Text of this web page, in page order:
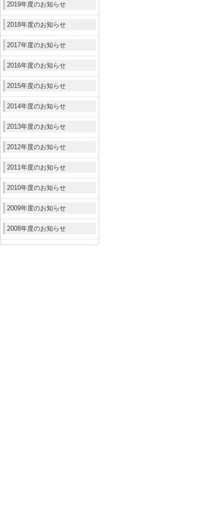
2019年度のお知らせ
2018年度のお知らせ
2017年度のお知らせ
2016年度のお知らせ
2015年度のお知らせ
2014年度のお知らせ
2013年度のお知らせ
2012年度のお知らせ
2011年度のお知らせ
2010年度のお知らせ
2009年度のお知らせ
2008年度のお知らせ